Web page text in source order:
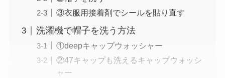
③衣服用接着剤でシールを貼り直す
洗濯機で帽子を洗う方法
①deepキャップウォッシャー
②47キャップも洗えるキャップウォッシ
ャー